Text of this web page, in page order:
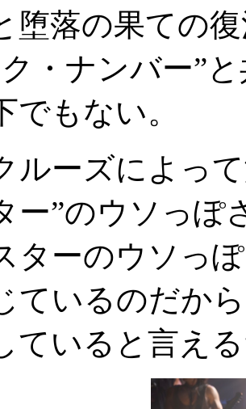
堕落の果ての
・ナンバー”
でもない。
ルーズによっ
ー”のウソっぽ
ターのウソっ
ているのだか
ていると言え